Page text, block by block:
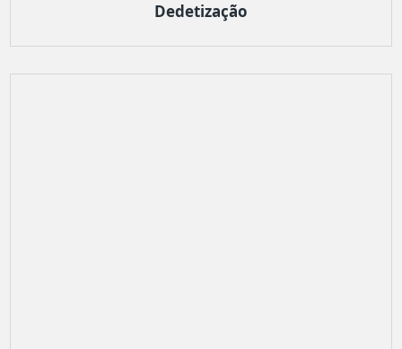
Dedetização